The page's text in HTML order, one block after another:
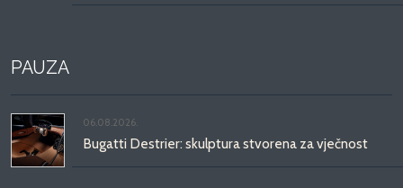
PAUZA
06.08.2026.
Bugatti Destrier: skulptura stvorena za vječnost